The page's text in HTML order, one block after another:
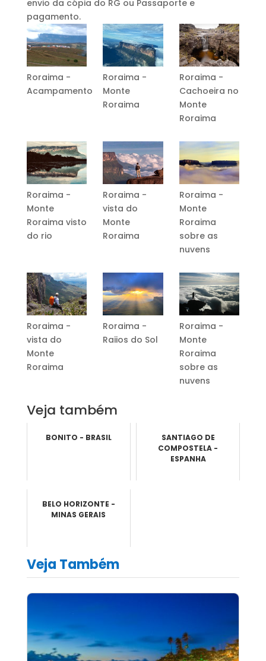
envio da cópia do RG ou Passaporte e
pagamento.
Roraima -
Acampamento
Roraima -
Monte
Roraima
Roraima -
Cachoeira no
Monte
Roraima
Roraima -
Monte
Roraima visto
do rio
Roraima -
vista do
Monte
Roraima
Roraima -
Monte
Roraima
sobre as
nuvens
Roraima -
vista do
Monte
Roraima
Roraima -
Raiios do Sol
Roraima -
Monte
Roraima
sobre as
nuvens
Veja também
BONITO - BRASIL
SANTIAGO DE
COMPOSTELA -
ESPANHA
BELO HORIZONTE -
MINAS GERAIS
Veja Também